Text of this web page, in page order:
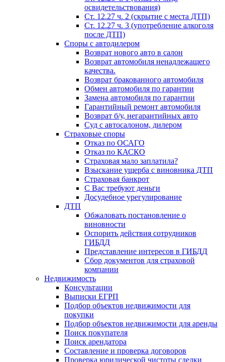
освидетельствования)
Ст. 12.27 ч. 2 (скрытие с места ДТП)
Ст. 12.27 ч. 3 (употребление алкоголя
после ДТП)
Споры с автодилером
Возврат нового авто в салон
Возврат автомобиля ненадлежащего
качества.
Возврат бракованного автомобиля
Обмен автомобиля по гарантии
Замена автомобиля по гарантии
Гарантийный ремонт автомобиля
Возврат б/у, негарантийных авто
Суд с автосалоном, дилером
Страховые споры
Отказ по ОСАГО
Отказ по КАСКО
Страховая мало заплатила?
Взыскание ущерба с виновника ДТП
Страховая банкрот
С Вас требуют деньги
Досудебное урегулирование
ДТП
Обжаловать постановление о
виновности
Оспорить действия сотрудников
ГИБДД
Представление интересов в ГИБДД
Сбор документов для страховой
компании
Недвижимость
Консультации
Выписки ЕГРП
Подбор объектов недвижимости для
покупки
Подбор объектов недвижимости для аренды
Поиск покупателя
Поиск арендатора
Составление и проверка договоров
Проверка юридической чистоты сделки